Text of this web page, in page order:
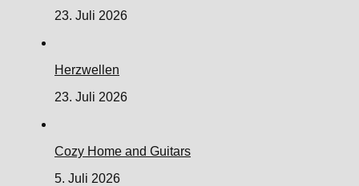
23. Juli 2026
Herzwellen
23. Juli 2026
Cozy Home and Guitars
5. Juli 2026